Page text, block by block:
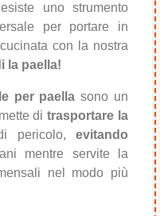
uno strumento
per portare in
con la nostra
la paella!
per paella sono un
ditrasportare la
pericolo, evitando
mentre servite la
nel modo più